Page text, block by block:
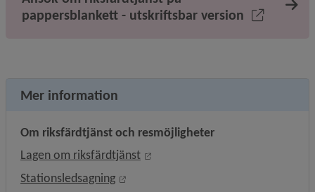
pappersblankett - utskriftsbar version
Mer information
Om riksfärdtjänst och resmöjligheter
Lagen om riksfärdtjänst
Länk till annan webbplats,
Stationsledsagning
Länk till annan webbplats, öppnas i